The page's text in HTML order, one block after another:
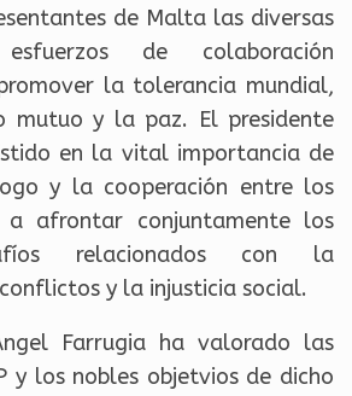
de Malta las diversas
de colaboración
la tolerancia mundial,
mutuo y la paz. El presidente
en la vital importancia de
y la cooperación entre los
a afrontar conjuntamente los
relacionados con la
y la injusticia social.
Farrugia ha valorado las
y los nobles objetvios de dicho